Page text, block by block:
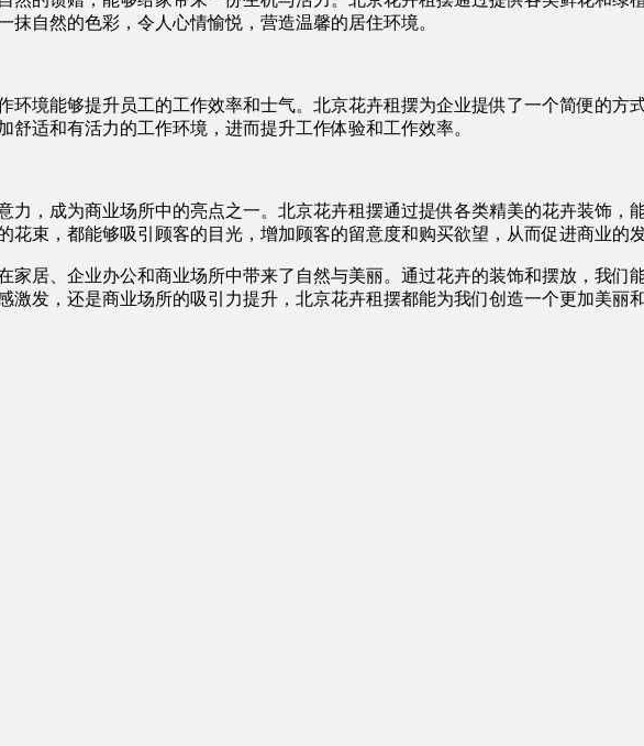
自然的色彩，令人心情愉悦，营造温馨的居住环境。
环境能够提升员工的工作效率和士气。北京花卉租摆为企业提供了一个简便的方
适和有活力的工作环境，进而提升工作体验和工作效率。
力，成为商业场所中的亮点之一。北京花卉租摆通过提供各类精美的花卉装饰，
束，都能够吸引顾客的目光，增加顾客的留意度和购买欲望，从而促进商业的发
家居、企业办公和商业场所中带来了自然与美丽。通过花卉的装饰和摆放，我们
发，还是商业场所的吸引力提升，北京花卉租摆都能为我们创造一个更加美丽